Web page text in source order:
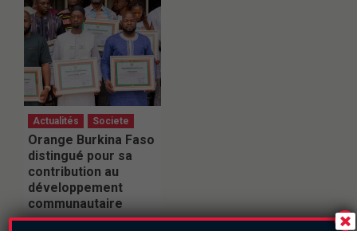
Actualités Societe
Orange Burkina Faso
distingué pour sa
contribution au
développement
communautaire
samedi le 4 juillet 2026